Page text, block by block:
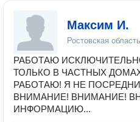
Максим И.
Ростовская область
РАБОТАЮ
ТОЛЬКО В ЧАСТНЫХ
РАБОТАЮ! Я НЕ
ВНИМАНИЕ! ВНИМАНИЕ!
ИНФОРМАЦИЮ...